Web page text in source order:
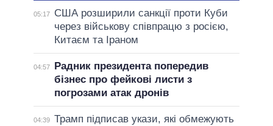
05:17
США розширили санкції проти Куби
через військову співпрацю з росією,
Китаєм та Іраном
04:57
Радник президента попередив
бізнес про фейкові листи з
погрозами атак дронів
04:39 Трамп підписав укази, які обмежують